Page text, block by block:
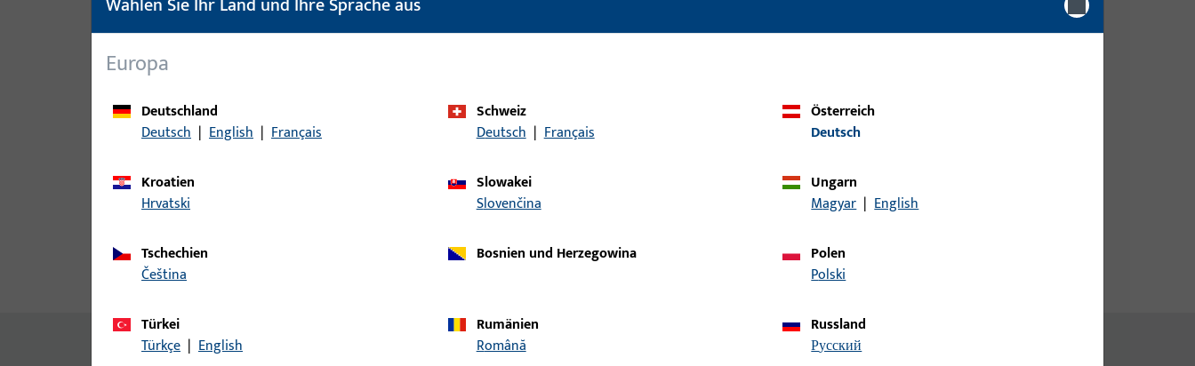
Einsatzbereich (spezifiziert)
Drehkipp
Produkttyp
Oberflächenbeschreibung
Bruttogewicht
Verpackungseinheit
Mindestbestelleinheit
Bitte melden Sie sich mit Ihren
Produktbeschreibung
Inhalt
Europa
Deutschland
Deutsch | English | Français
Schweiz
Deutsch | Français
Österreich
Deutsch
Kroatien
Hrvatski
Slowakei
Slovenčina
Ungarn
Magyar | English
Tschechien
čeština
Bosnien und Herzegowina
Polen
Polski
Türkei
Türkçe | English
Rumänien
Română
Russland
русский